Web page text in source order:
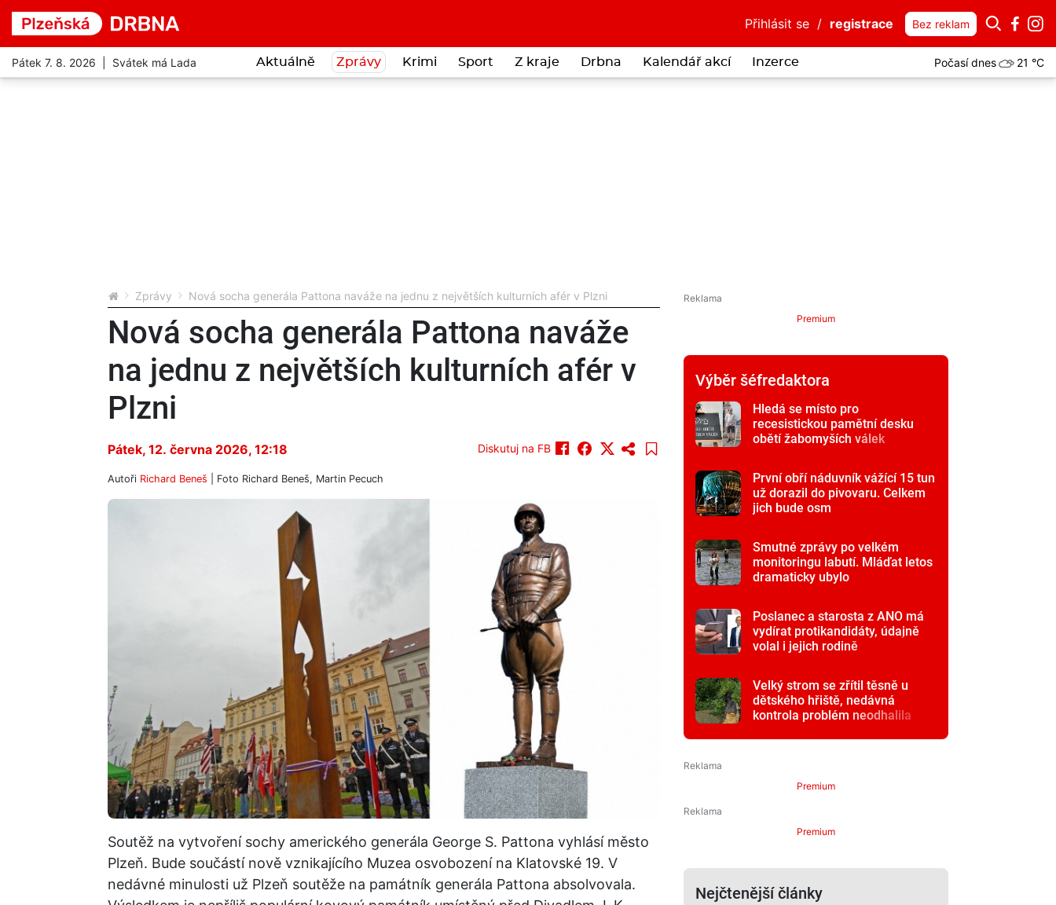
Přihlásit se / registrace Bez reklam
Pátek 7. 8. 2026 | Svátek má Lada Aktuálně Zprávy Krimi Sport Z kraje Drbna Kalendář akcí Inzerce Počasí dnes 21 °C
Zprávy Nová socha generála Pattona naváže na jednu z největších kulturních afér v Plzni
Nová socha generála Pattona naváže
na jednu z největších kulturních afér v
Plzni
Pátek, 12. června 2026, 12:18 Diskutuj na FB
Autoři Richard Beneš | Foto Richard Beneš, Martin Pecuch
Soutěž na vytvoření sochy amerického generála George S. Pattona vyhlásí město
Plzeň. Bude součástí nově vznikajícího Muzea osvobození na Klatovské 19. V
nedávné minulosti už Plzeň soutěže na památník generála Pattona absolvovala.
Premium
Výběr šéfredaktora
Hledá se místo pro
recesistickou pamětní desku
obětí žabomyších válek
První obří náduvník vážící 15 tun
už dorazil do pivovaru. Celkem
jich bude osm
Smutné zprávy po velkém
monitoringu labutí. Mláďat letos
dramaticky ubylo
Poslanec a starosta z ANO má
vydírat protikandidáty, údajně
volal i jejich rodině
Velký strom se zřítil těsně u
dětského hřiště, nedávná
kontrola problém neodhalila
Premium
Premium
Nejčtenější články